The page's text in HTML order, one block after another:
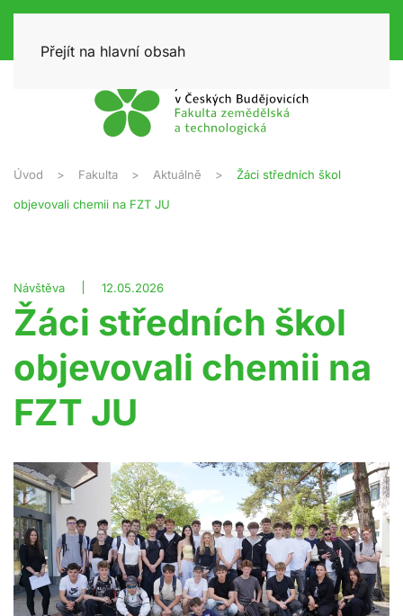
Přejít na hlavní obsah
Úvod Fakulta Aktuálně Žáci středních škol
objevovali chemii na FZT JU
Návštěva 12.05.2026
Žáci středních škol
objevovali chemii na
FZT JU